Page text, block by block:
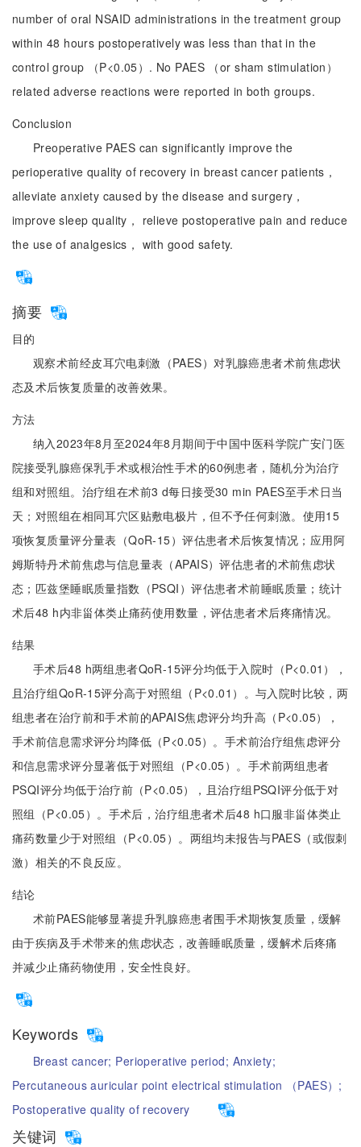
number of oral NSAID administrations in the treatment group
within 48 hours postoperatively was less than that in the
control group （P<0.05）. No PAES （or sham stimulation）
related adverse reactions were reported in both groups.
Conclusion
Preoperative PAES can significantly improve the
perioperative quality of recovery in breast cancer patients，
alleviate anxiety caused by the disease and surgery，
improve sleep quality， relieve postoperative pain and reduce
the use of analgesics， with good safety.
摘要
目的
观察术前经皮耳穴电刺激（PAES）对乳腺癌患者术前焦虑状
态及术后恢复质量的改善效果。
方法
纳入2023年8月至2024年8月期间于中国中医科学院广安门医
院接受乳腺癌保乳手术或根治性手术的60例患者，随机分为治疗
组和对照组。治疗组在术前3 d每日接受30 min PAES至手术日当
天；对照组在相同耳穴区贴敷电极片，但不予任何刺激。使用15
项恢复质量评分量表（QoR-15）评估患者术后恢复情况；应用阿
姆斯特丹术前焦虑与信息量表（APAIS）评估患者的术前焦虑状
态；匹兹堡睡眠质量指数（PSQI）评估患者术前睡眠质量；统计
术后48 h内非甾体类止痛药使用数量，评估患者术后疼痛情况。
结果
手术后48 h两组患者QoR-15评分均低于入院时（P<0.01），
且治疗组QoR-15评分高于对照组（P<0.01）。与入院时比较，两
组患者在治疗前和手术前的APAIS焦虑评分均升高（P<0.05），
手术前信息需求评分均降低（P<0.05）。手术前治疗组焦虑评分
和信息需求评分显著低于对照组（P<0.05）。手术前两组患者
PSQI评分均低于治疗前（P<0.05），且治疗组PSQI评分低于对
照组（P<0.05）。手术后，治疗组患者术后48 h口服非甾体类止
痛药数量少于对照组（P<0.05）。两组均未报告与PAES（或假刺
激）相关的不良反应。
结论
术前PAES能够显著提升乳腺癌患者围手术期恢复质量，缓解
由于疾病及手术带来的焦虑状态，改善睡眠质量，缓解术后疼痛
并减少止痛药物使用，安全性良好。
Keywords
Breast cancer; Perioperative period; Anxiety;
Percutaneous auricular point electrical stimulation （PAES）;
Postoperative quality of recovery
关键词